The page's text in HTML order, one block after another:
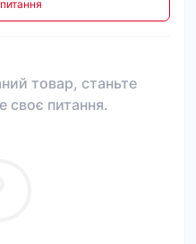
товар, станьте
своє питання.